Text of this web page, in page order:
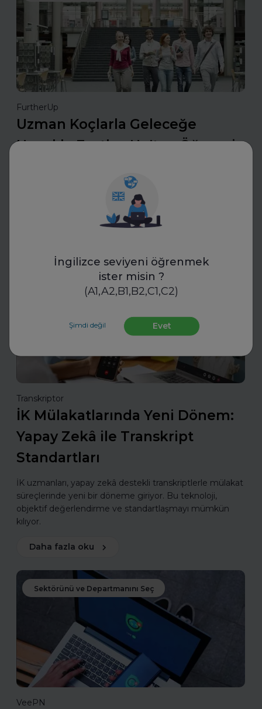
İngilizce seviyeni öğrenmek
ister misin ?
(A1,A2,B1,B2,C1,C2)
Şimdi değil Evet
FurtherUp
Uzman Koçlarla Geleceğe
Hazırlık: FurtherUp'tan Öğrenci
Uzman koçlarla geleceğe hazırlanın. FurtherUp’ın
öğrenci ve kariyer koçluğu ile hedeflerinizi netleştirin,
kariyer yolculuğunuzda güçlü adımlar atın.
Mülakatlara Hazırlan
Transkriptor
İK Mülakatlarında Yeni Dönem:
Yapay Zekâ ile Transkript
Standartları
İK uzmanları, yapay zekâ destekli transkriptlerle mülakat
süreçlerinde yeni bir döneme giriyor. Bu teknoloji,
objektif değerlendirme ve standartlaşmayı mümkün
kılıyor.
Daha fazla oku
Sektörünü ve Departmanını Seç
VeePN